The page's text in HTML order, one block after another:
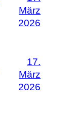
März
2026
17.
März
2026